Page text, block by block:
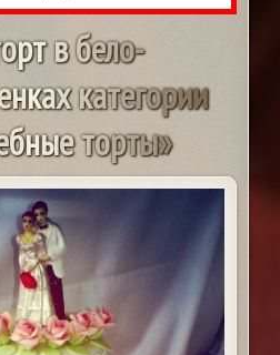
ортвбело-
нкахкатегории
бныеторты»